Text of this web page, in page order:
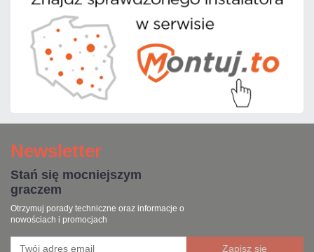
Newsletter
Stań się mocniejszym
graczem
Otrzymuj porady techniczne oraz informacje o
nowościach i promocjach